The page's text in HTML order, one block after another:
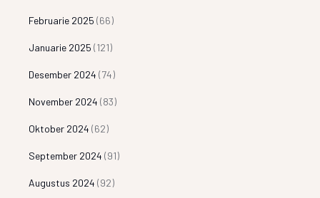
Februarie 2025 (66)
Januarie 2025 (121)
Desember 2024 (74)
November 2024 (83)
Oktober 2024 (62)
September 2024 (91)
Augustus 2024 (92)